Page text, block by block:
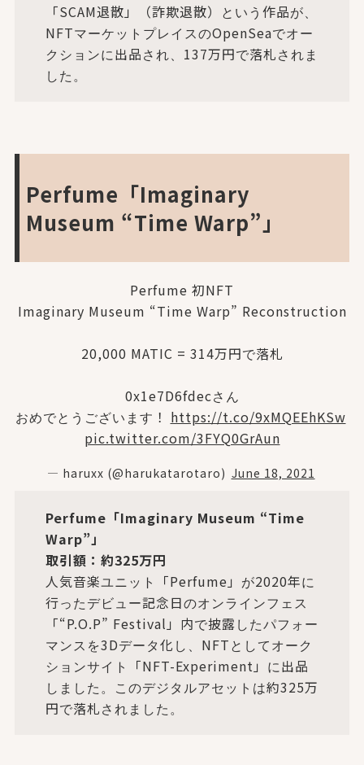
「SCAM退散」（詐欺退散）という作品が、
NFTマーケットプレイスのOpenSeaでオー
クションに出品され、137万円で落札されま
した。
Perfume「Imaginary
Museum “Time Warp”」
Perfume 初NFT
Imaginary Museum “Time Warp” Reconstruction
20,000 MATIC = 314万円で落札
0x1e7D6fdecさん
おめでとうございます！ https://t.co/9xMQEEhKSw
pic.twitter.com/3FYQ0GrAun
— haruxx (@harukatarotaro) June 18, 2021
Perfume「Imaginary Museum “Time
Warp”」
取引額：約325万円
人気音楽ユニット「Perfume」が2020年に
行ったデビュー記念日のオンラインフェス
「“P.O.P” Festival」内で披露したパフォー
マンスを3Dデータ化し、NFTとしてオーク
ションサイト「NFT-Experiment」に出品
しました。このデジタルアセットは約325万
円で落札されました。